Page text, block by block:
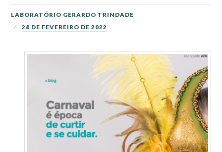
LABORATÓRIO GERARDO TRINDADE
28 DE FEVEREIRO DE 2022